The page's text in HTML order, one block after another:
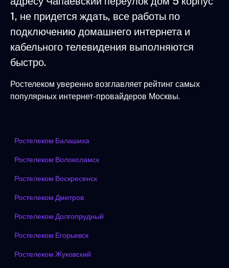
1, не придется ждать, все работы по
подключению домашнего интернета и
кабельного телевидения выполняются
быстро.
Ростелеком уверенно возглавляет рейтинг самых
популярных интернет-провайдеров Москвы.
Ростелеком Балашиха
Ростелеком Волоколамск
Ростелеком Воскресенск
Ростелеком Дмитров
Ростелеком Долгопрудный
Ростелеком Егорьевск
Ростелеком Жуковский